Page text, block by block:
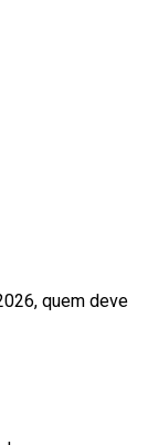
quem deve